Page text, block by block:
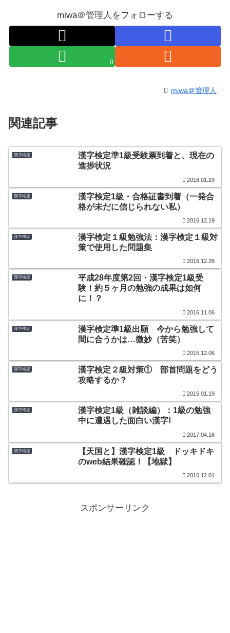
miwa＠管理人をフォローする
0
miwa＠管理人
関連記事
漢字検定
漢字検定準1級受験票到着と、現在の
進捗状況
2016.01.29
漢字検定
漢字検定1級・合格証書到着（一発合
格が未だに信じられない私）
2016.12.19
漢字検定
漢字検定１級勉強法：漢字検定１級対
策で使用した問題集
2016.12.28
漢字検定
平成28年度第2回・漢字検定1級受
験！約５ヶ月の勉強の成果は如何
に！？
2016.11.06
漢字検定
漢字検定準1級出願 今から勉強して
間に合うかは…微妙（苦笑）
2015.12.06
漢字検定
漢字検定２級対策① 部首問題をどう
攻略するか？
2015.01.19
漢字検定
漢字検定1級（雑談編）：1級の勉強
中に遭遇した面白い漢字!
2017.04.16
漢字検定
【天国と】漢字検定1級 ドッキドキ
のweb結果確認！【地獄】
2016.12.01
スポンサーリンク